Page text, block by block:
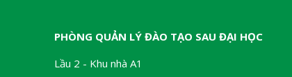
PHÒNG QUẢN LÝ ĐÀO TẠO SAU ĐẠI HỌC
Lầu 2 - Khu nhà A1